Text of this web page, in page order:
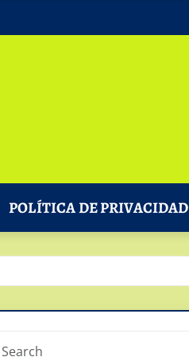
POLÍTICA DE PRIVACIDAD